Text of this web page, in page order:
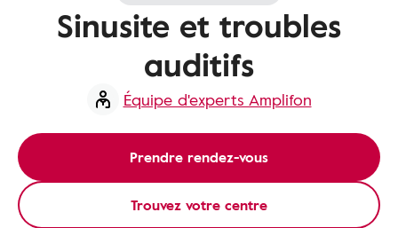
Sinusite et troubles
auditifs
Équipe d'experts Amplifon
Prendre rendez-vous
Trouvez votre centre